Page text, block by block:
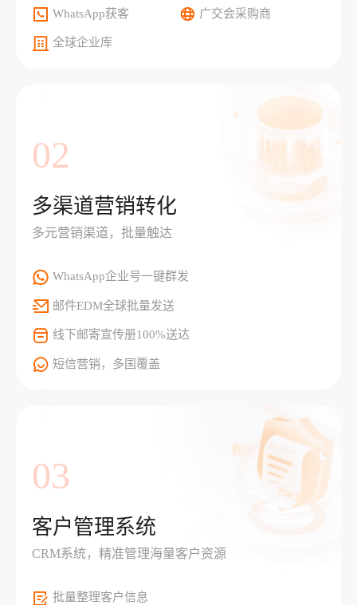
WhatsApp获客 广交会采购商
全球企业库
02
多渠道营销转化
多元营销渠道，批量触达
WhatsApp企业号一键群发
邮件EDM全球批量发送
线下邮寄宣传册100%送达
短信营销，多国覆盖
03
客户管理系统
CRM系统，精准管理海量客户资源
批量整理客户信息